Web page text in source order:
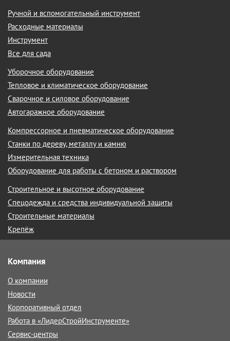
Ручной и вспомогательный инструмент
Расходные материалы
Инструмент
Все для сада
Уборочное оборудование
Тепловое и климатическое оборудование
Сварочное и силовое оборудование
Автогаражное оборудование
Компрессорное и пневматическое оборудование
Станки по дереву, металлу и камню
Измерительная техника
Оборудование для работы с бетоном и раствором
Строительное и высотное оборудование
Спецодежда и средства индивидуальной защиты
Строительные материалы
Крепёж
Компания
О компании
Новости
Корпоративный отдел
Работа в «ЛидерСтройИнструменте»
Сервис-центры